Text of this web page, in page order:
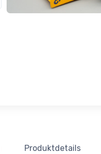
Produktdetails